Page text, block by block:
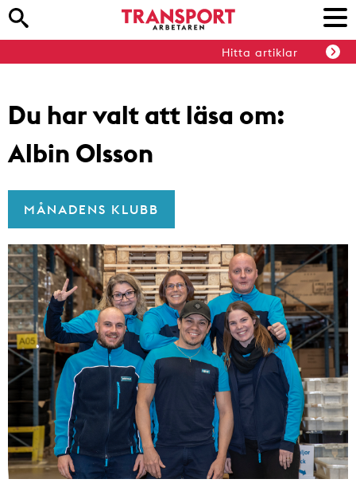
Hitta artiklar
Du har valt att läsa om:
Albin Olsson
MÅNADENS KLUBB